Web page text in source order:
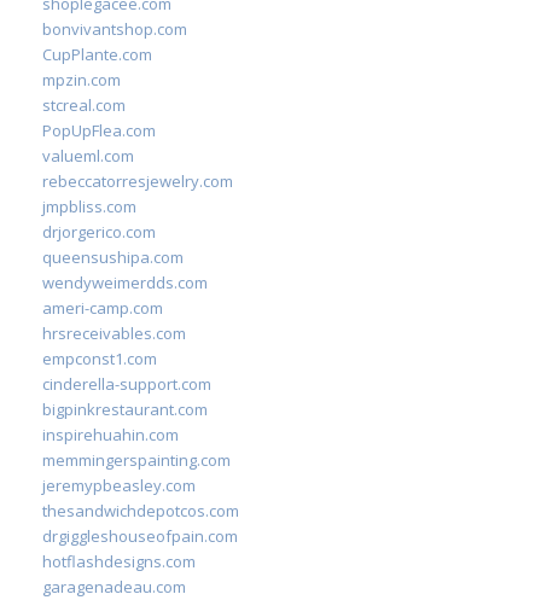
bonvivantshop.com
CupPlante.com
mpzin.com
stcreal.com
PopUpFlea.com
valueml.com
rebeccatorresjewelry.com
jmpbliss.com
drjorgerico.com
queensushipa.com
wendyweimerdds.com
ameri-camp.com
hrsreceivables.com
empconst1.com
cinderella-support.com
bigpinkrestaurant.com
inspirehuahin.com
memmingerspainting.com
jeremypbeasley.com
thesandwichdepotcos.com
drgiggleshouseofpain.com
hotflashdesigns.com
garagenadeau.com